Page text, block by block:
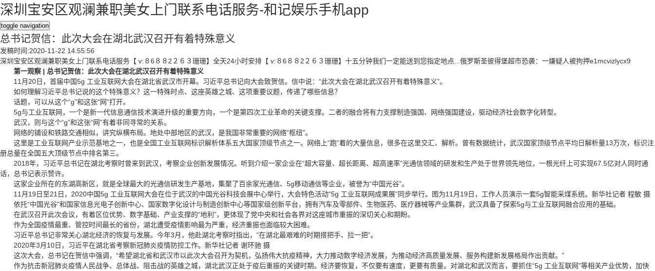
深圳宝安区观澜兼职美女上门联系电话服务-和记娱乐手机app
toggle navigation
总书记贺信：此次大会在湖北武汉召开有着特殊意义
发稿时间:2020-11-22 14:55:56
深圳宝安区观澜兼职美女上门联系电话服务【 v:８6８８2２６３珊珊】全天24小时安排【 v:８6８８2２６３珊珊】十五分钟我们一定能送到您指定地点...俄罗斯圣彼得堡超市恐袭：一嫌疑人被拘押e1mcvizlycx9
第一观察 | 总书记贺信：此次大会在湖北武汉召开有着特殊意义
11月20日，首届中国5g 工业互联网大会在湖北省武汉市开幕。习近平总书记向大会致贺信。信中说：“此次大会在湖北武汉召开有着特殊意义”。
如何理解习近平总书记说的这个特殊意义？这一特殊时点、这座英雄之城、这项重要议题，传递了哪些信息？
话题，可以从这个“g”和这张“网”打开。
5g与工业互联网，一个是新一代信息通信技术演进升级的重要方向，一个是第四次工业革命的关键支撑。二者的融合将有力支撑制造强国、网络强国建设，驱动经济社会数字化转型。
武汉，则与这个“g”和这张“网”有着非同寻常的关系。
网络的铺设和铁路交通相似，讲究纵横布局。地处中部地区的武汉，是我国非常重要的网络“枢纽”。
这里是工业互联网产业示范基地之一，也是全国工业互联网标识解析体系五大国家顶级节点之一。网络上“跑”着的大量信息，很多在这里交汇、解析。曾有数据统计，武汉国家顶级节点平均日解析量13万次，标识注
册总量在全国五大顶级节点中排名第三。
2018年，习近平总书记在湖北考察时曾来到武汉，考察企业创新发展情况。听到介绍一家企业在“超大容量、超长距离、超高速率”光通信领域的研发和生产处于世界领先地位，一根光纤上可实现67.5亿对人同时通
话，总书记表示赞许。
这家企业所在的东湖高新区，就是全球最大的光通信研发生产基地，集聚了百余家光通信、5g移动通信等企业，被誉为“中国光谷”。
11月19日至21日，2020中国5g 工业互联网大会在位于武汉的中国光谷科技会展中心举行，大会特色活动“5g 工业互联网成果展”同步举行。图为11月19日，工作人员演示一套5g智能采煤系统。新华社记者 程敏 摄
依托“中国光谷”和国家信息光电子创新中心、国家数字化设计与制造创新中心等国家级创新平台，拥有汽车及零部件、生物医药、医疗器械等产业集群，武汉具备了探索5g与工业互联网融合应用的基础。
在武汉召开此次会议，有着区位优势、数字基础、产业支撑的“地利”，更体现了党中央和社会各界对这座城市重振的深切关心和期盼。
作为全国疫情最重、管控时间最长的省份，湖北遭受疫情影响最为严重，经济重振也面临较大困难。
习近平总书记非常关心湖北经济的恢复与发展。今年3月，他赴湖北考察时指出，“在湖北最艰难的时期搭把手、拉一把”。
2020年3月10日，习近平在湖北省考察新冠肺炎疫情防控工作。新华社记者 谢环驰 摄
这次大会，总书记在贺信中强调，“希望湖北省和武汉市以此次大会召开为契机，弘扬伟大抗疫精神，大力推动数字经济发展，为推动经济高质量发展、服务构建新发展格局作出贡献。”
作为抗击新冠肺炎疫情人民战争、总体战、阻击战的英雄之城，湖北武汉正处于疫后重振的关键时期。经济要恢复，不仅要有速度，更要有质量。对湖北和武汉而言，要抓住“5g 工业互联网”等相关产业优势，加快